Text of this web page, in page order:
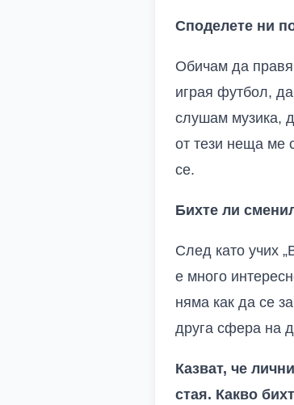
Споделете ни
Обичам да
играя футбол,
слушам музика,
от тези неща ме
се.
Бихте ли
След като учих
е много
няма как да се
друга сфера на
Казват, че
стая. Какво